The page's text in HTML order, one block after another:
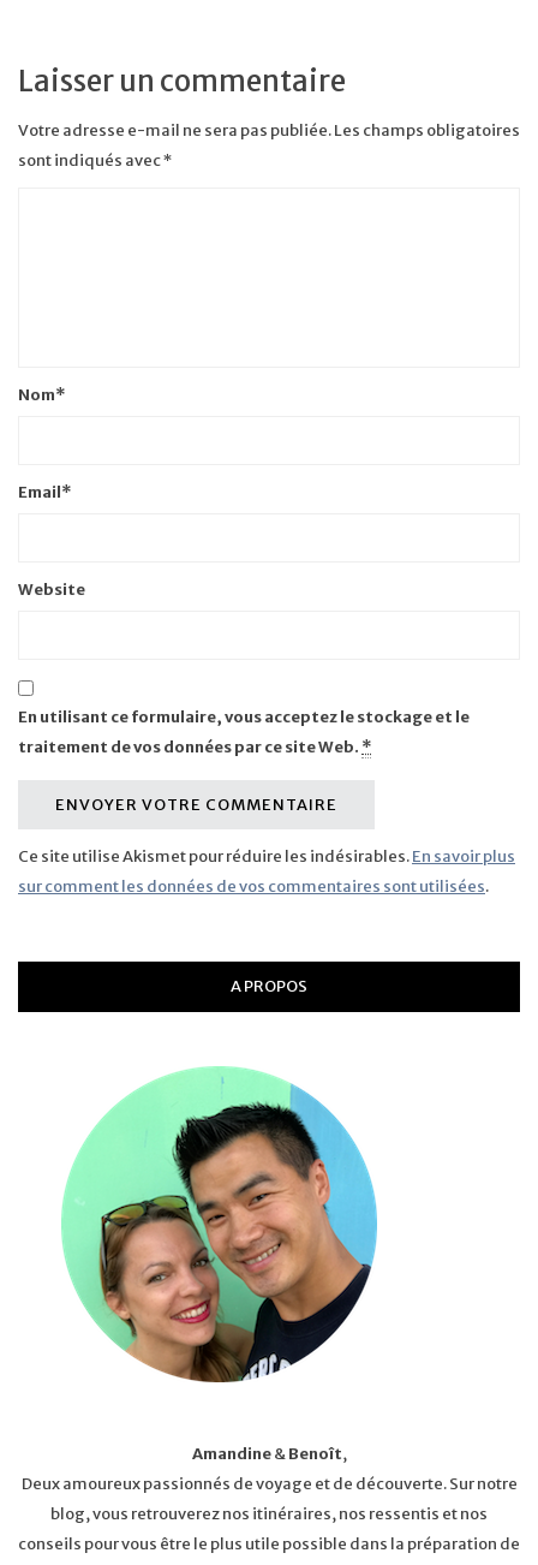
Laisser un commentaire
Votre adresse e-mail ne sera pas publiée.Les champs obligatoires
sont indiqués avec*
Nom*
Email*
Website
En utilisant ce formulaire, vous acceptez le stockage et le
traitement de vos données par ce site Web. *
Ce site utilise Akismet pour réduire les indésirables.En savoir plus
sur comment les données de vos commentaires sont utilisées.
A PROPOS
Amandine&Benoît,
Deux amoureux passionnés de voyage et de découverte. Sur notre
blog, vous retrouverez nos itinéraires, nos ressentis et nos
conseils pour vous être le plus utile possible dans la préparation de